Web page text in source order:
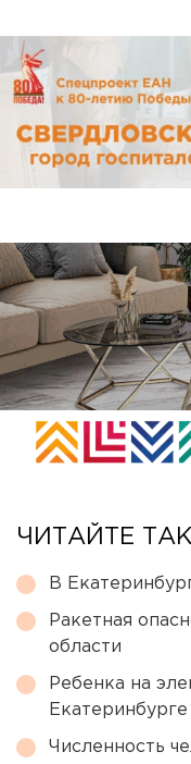
ЧИТАЙТЕ
В
Ракетная
области
Ребенка на
Екатеринбурге
Численность